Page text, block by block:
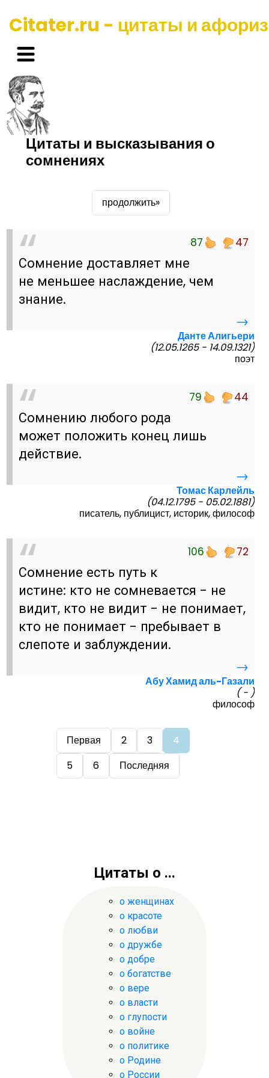
Citater.ru - цитаты и
Цитаты и высказывания о
сомнениях
продолжить»
87 47
Сомнение доставляет мне
не меньшее наслаждение, чем
знание.
→
Данте Алигьери
(12.05.1265 - 14.09.1321)
поэт
79 44
Сомнению любого рода
может положить конец лишь
действие.
→
Томас Карлейль
(04.12.1795 - 05.02.1881)
писатель, публицист, историк, философ
106 72
Сомнение есть путь к
истине: кто не сомневается - не
видит, кто не видит - не понимает,
кто не понимает - пребывает в
слепоте и заблуждении.
→
Абу Хамид аль-Газали
( - )
философ
Первая 2 3
4
5
6 Последняя
Цитаты о ...
о женщинах
о красоте
о любви
о дружбе
о добре
о богатстве
о вере
о власти
о глупости
о войне
о политике
о Родине
о России